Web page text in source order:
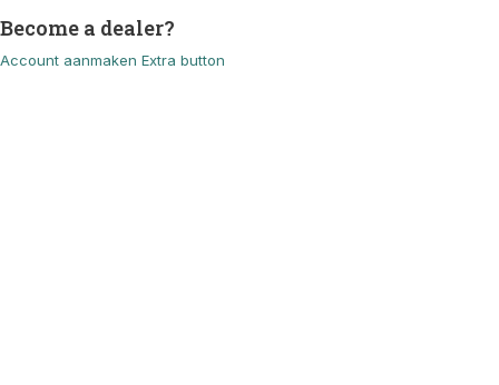
Become a dealer?
Account aanmaken Extra button